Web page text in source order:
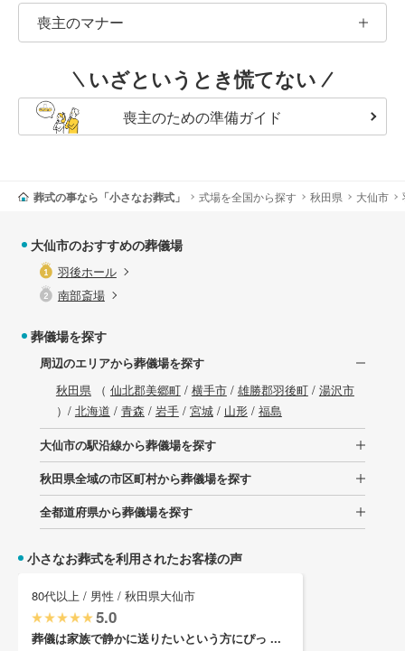
喪主のマナー
いざというとき慌てない
喪主のための準備ガイド
葬式の事なら「小さなお葬式」 式場を全国から探す 秋田県 大仙市
大仙市のおすすめの葬儀場
羽後ホール
南部斎場
葬儀場を探す
周辺のエリアから葬儀場を探す
秋田県（ 仙北郡美郷町/ 横手市/ 雄勝郡羽後町/ 湯沢市
）/ 北海道 / 青森 / 岩手/ 宮城/ 山形/ 福島
大仙市の駅沿線から葬儀場を探す
秋田県全域の市区町村から葬儀場を探す
全都道府県から葬儀場を探す
小さなお葬式を利用されたお客様の声
80代以上 / 男性 / 秋田県大仙市
5.0
葬儀は家族で静かに送りたいという方にぴっ ...